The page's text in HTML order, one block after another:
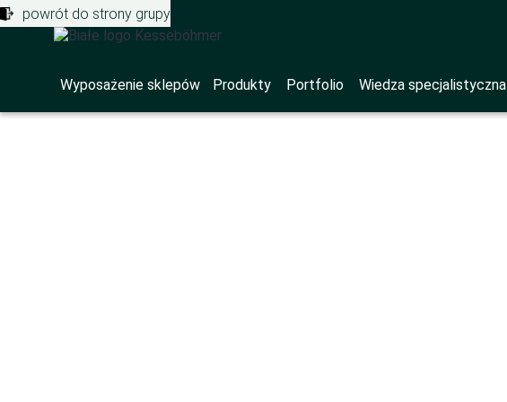
powrót do strony grupy
Wyposażenie sklepów Produkty Portfolio Wiedza specjalistyczna